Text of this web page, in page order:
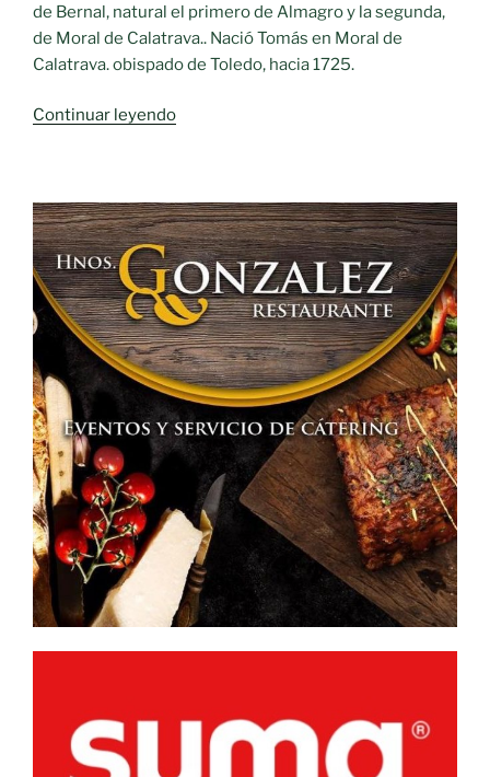
de Bernal, natural el primero de Almagro y la segunda,
de Moral de Calatrava.. Nació Tomás en Moral de
Calatrava. obispado de Toledo, hacia 1725.
Continuar leyendo«Personajes
Tomás
Manuel
Carretero»